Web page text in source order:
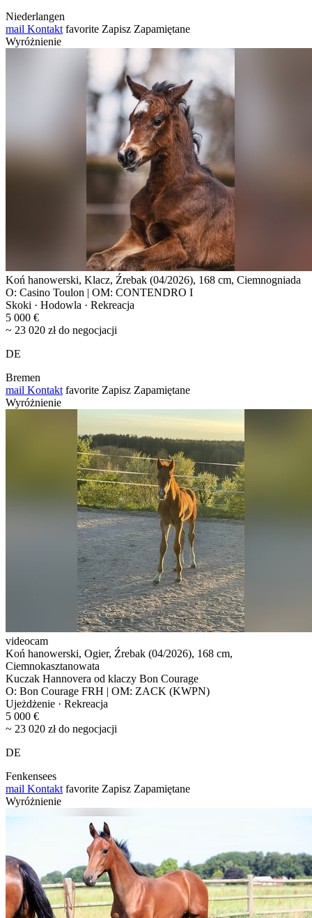
Niederlangen
mail Kontakt favorite Zapisz Zapamiętane
Wyróżnienie
Koń hanowerski, Klacz, Źrebak (04/2026), 168 cm, Ciemnogniada
O: Casino Toulon | OM: CONTENDRO I
Skoki · Hodowla · Rekreacja
5 000 €
~ 23 020 zł do negocjacji
DE
Bremen
mail Kontakt favorite Zapisz Zapamiętane
Wyróżnienie
videocam
Koń hanowerski, Ogier, Źrebak (04/2026), 168 cm,
Ciemnokasztanowata
Kuczak Hannovera od klaczy Bon Courage
O: Bon Courage FRH | OM: ZACK (KWPN)
Ujeżdżenie · Rekreacja
5 000 €
~ 23 020 zł do negocjacji
DE
Fenkensees
mail Kontakt favorite Zapisz Zapamiętane
Wyróżnienie